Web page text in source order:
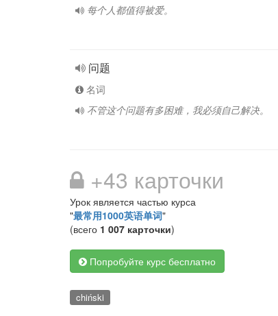
每个人都值得被爱。
问题
名词
不管这个问题有多困难，我必须自己解决。
+43 карточки
Урок является частью курса
"最常用1000英语单词"
(всего 1 007 карточки)
Попробуйте курс бесплатно
chiński